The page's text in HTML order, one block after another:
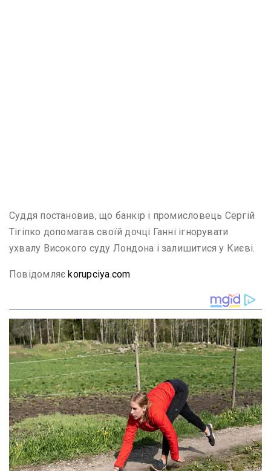
Суддя постановив, що банкір і промисловець Сергій
Тігіпко допомагав своїй дочці Ганні ігнорувати
ухвалу Високого суду Лондона і залишитися у Києві.
Повідомляєkorupciya.com